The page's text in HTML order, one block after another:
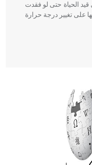
قيد الحياة حتى لو فقدت
على تغيير درجة حرارة
في جروح الرأس. ويعود
في البحر ويتركب
أو شديد الحمرة وهو